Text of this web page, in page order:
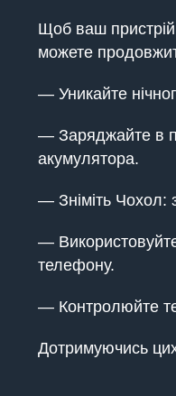
Щоб ваш
можете
— Уникайте
— Заряджайте в
акумулятора.
— Зніміть Чохол:
—
телефону.
— Контролюйте
Дотримуючись